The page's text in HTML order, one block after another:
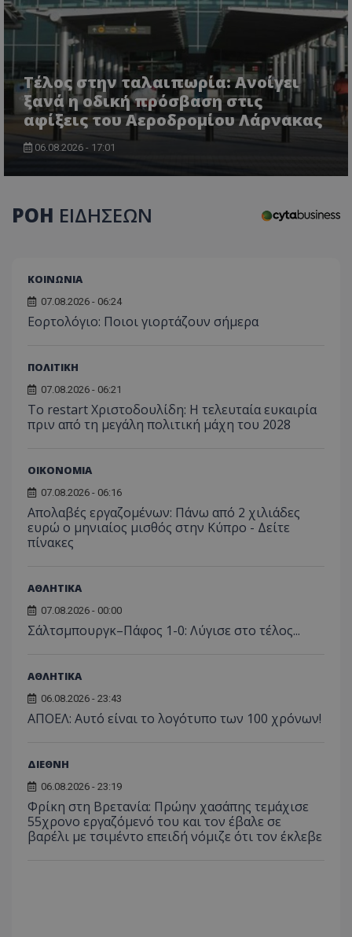
Τέλος στην ταλαιπωρία: Ανοίγει
ξανά η οδική πρόσβαση στις
αφίξεις του Αεροδρομίου Λάρνακας
06.08.2026 - 17:01
ΡΟΗ ΕΙΔΗΣΕΩΝ
ΚΟΙΝΩΝΙΑ
07.08.2026 - 06:24
Εορτολόγιο: Ποιοι γιορτάζουν σήμερα
ΠΟΛΙΤΙΚΗ
07.08.2026 - 06:21
Το restart Χριστοδουλίδη: Η τελευταία ευκαιρία
πριν από τη μεγάλη πολιτική μάχη του 2028
ΟΙΚΟΝΟΜΙΑ
07.08.2026 - 06:16
Απολαβές εργαζομένων: Πάνω από 2 χιλιάδες
ευρώ ο μηνιαίος μισθός στην Κύπρο - Δείτε
πίνακες
ΑΘΛΗΤΙΚΑ
07.08.2026 - 00:00
Σάλτσμπουργκ–Πάφος 1-0: Λύγισε στο τέλος...
ΑΘΛΗΤΙΚΑ
06.08.2026 - 23:43
ΑΠΟΕΛ: Αυτό είναι το λογότυπο των 100 χρόνων!
ΔΙΕΘΝΗ
06.08.2026 - 23:19
Φρίκη στη Βρετανία: Πρώην χασάπης τεμάχισε
55χρονο εργαζόμενό του και τον έβαλε σε
βαρέλι με τσιμέντο επειδή νόμιζε ότι τον έκλεβε
τον
οποίο
για
του
ποιες
έχουν
του